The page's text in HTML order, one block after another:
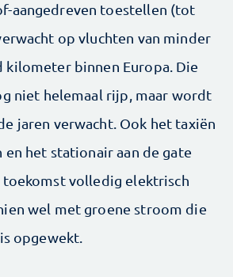
aangedreven toestellen (tot
op vluchten van minder
kilometer binnen Europa. Die
niet helemaal rijp, maar wordt
jaren verwacht. Ook het taxiën
en het stationair aan de gate
toekomst volledig elektrisch
wel met groene stroom die
opgewekt.